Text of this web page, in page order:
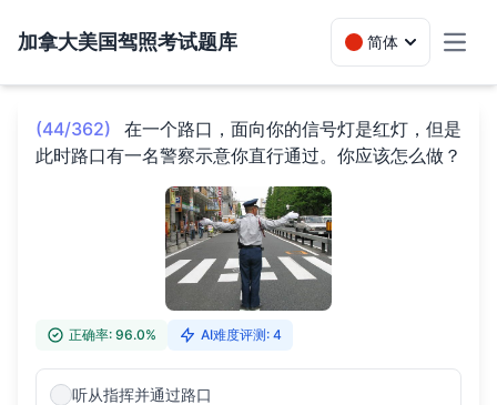
加拿大美国驾照考试题库 简体
(44/362)
在一个路口，面向你的信号灯是红灯，但是
此时路口有一名警察示意你直行通过。你应该怎么做？
正确率: 96.0% AI难度评测: 4
听从指挥并通过路口